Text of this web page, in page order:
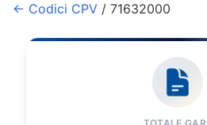
← Codici CPV / 71632000